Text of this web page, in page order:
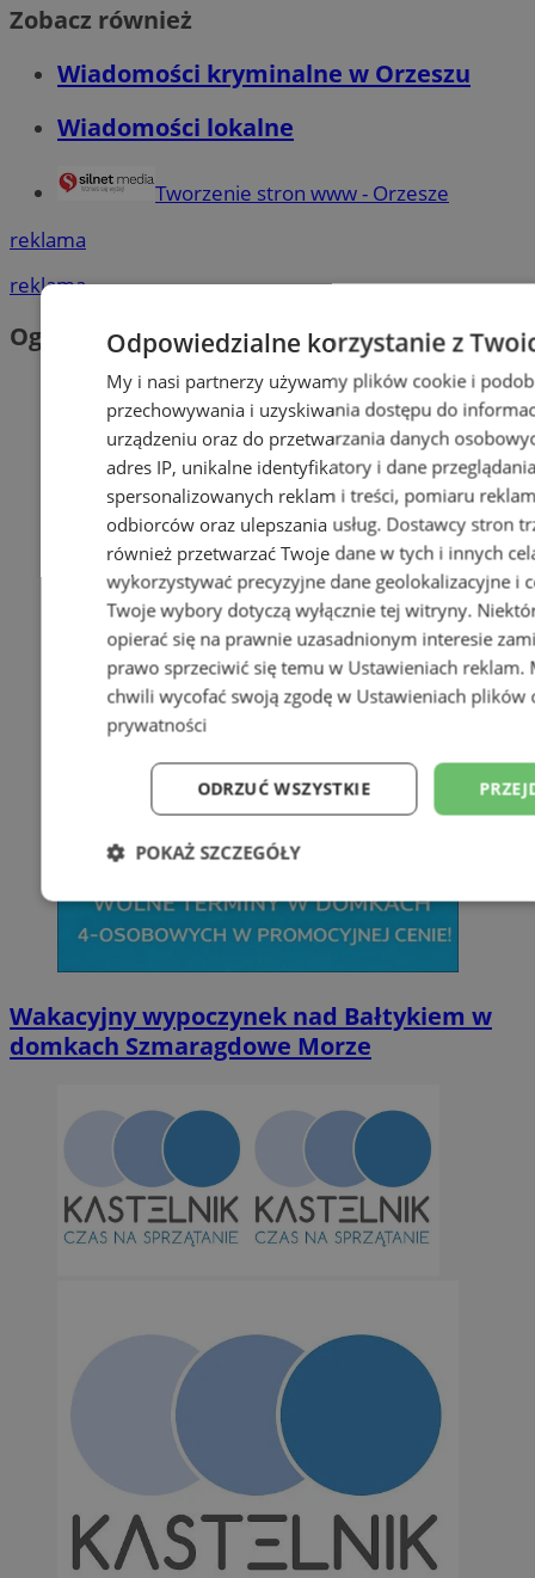
Zobacz również
Wiadomości kryminalne w Orzeszu
Wiadomości lokalne
Tworzenie stron www - Orzesze
reklama
reklama
Ogłoszenia
Wakacyjny wypoczynek nad Bałtykiem w
domkach Szmaragdowe Morze
Odpowiedzialne korzystanie z
My i nasi partnerzy używamy plików cookie i
przechowywania i uzyskiwania dostępu do
urządzeniu oraz do przetwarzania danych
adres IP, unikalne identyfikatory i dane
spersonalizowanych reklam i treści, pomiaru
odbiorców oraz ulepszania usług. Dostawcy stron
również przetwarzać Twoje dane w tych i innych
wykorzystywać precyzyjne dane geolokalizacyjne i
Twoje wybory dotyczą wyłącznie tej witryny.
opierać się na prawnie uzasadnionym interesie
prawo sprzeciwić się temu w Ustawieniach reklam.
chwili wycofać swoją zgodę w Ustawieniach plików
prywatności
ODRZUĆ WSZYSTKIE
POKAŻ SZCZEGÓŁY
Niezbędne Wydajność
Niezbędne Wydajność Targetowanie
Niezbędne pliki cookie umożliwiają korzystanie z podstawowych
takich jak logowanie użytkownika i zarządzanie kontem. Bez
można prawidłowo korzystać ze strony internetowej.
SessID
orzesze.com.pl
QeSessID
orzesze.com.pl
VISITOR_PRIVACY_METADATA
YouTube
.youtube.com